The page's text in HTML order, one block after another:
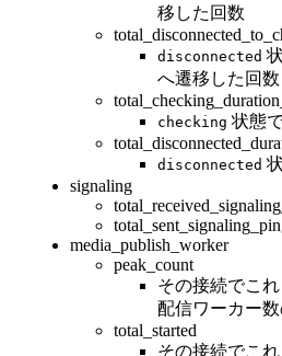
移した回数
disconnected
へ遷移した回数
checking 状態
disconnected
signaling
media_publish_worker
peak_count
その接続でこ
配信ワーカー
total_started
その接続でこ